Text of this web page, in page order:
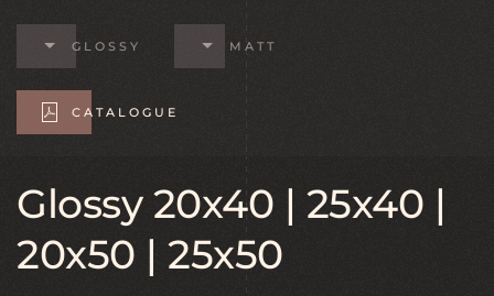
GLOSSY MATT
CATALOGUE
Glossy 20x40 | 25x40 |
20x50 | 25x50